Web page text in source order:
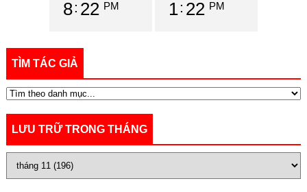
8 22 PM 1 22 PM
TÌM TÁC GIẢ
LƯU TRỮ TRONG THÁNG